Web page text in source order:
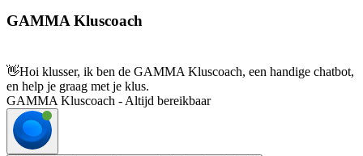
GAMMA Kluscoach
👋Hoi klusser, ik ben de GAMMA Kluscoach, een handige chatbot,
en help je graag met je klus.
GAMMA Kluscoach - Altijd bereikbaar